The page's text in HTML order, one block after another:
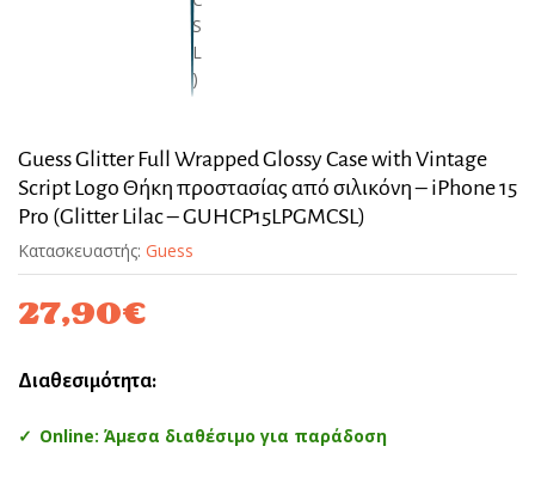
Guess Glitter Full Wrapped Glossy Case with Vintage
Script Logo Θήκη προστασίας από σιλικόνη – iPhone 15
Pro (Glitter Lilac – GUHCP15LPGMCSL)
Κατασκευαστής: Guess
27,90€
Διαθεσιμότητα:
Online: Άμεσα διαθέσιμο για παράδοση